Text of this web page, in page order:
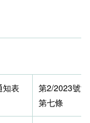
知表
第2/2023號
第七條